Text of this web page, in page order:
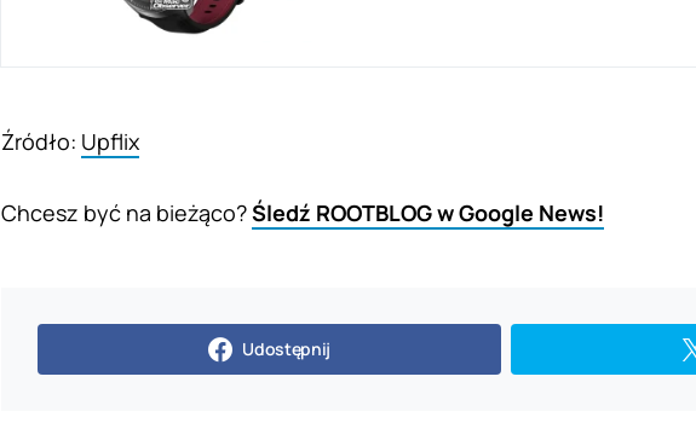
Źródło: Upflix
Chcesz być na bieżąco?Śledź ROOTBLOG w Google News!
Udostępnij